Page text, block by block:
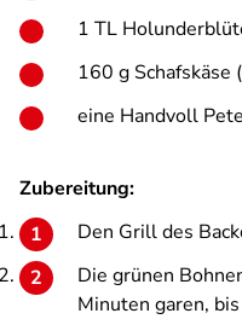
1 TL
160 g Schafskäse
eine Handvoll
Zubereitung:
Den Grill des
Die grünen
Minuten garen,